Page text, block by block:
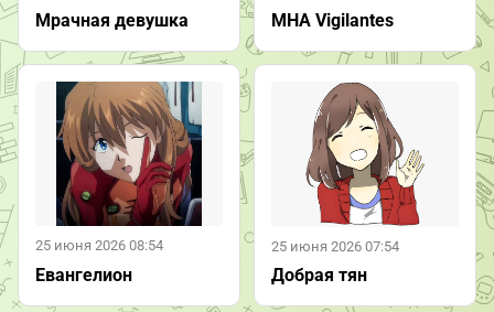
Мрачная девушка MHA Vigilantes
25 июня 2026 08:54
Евангелион
25 июня 2026 07:54
Добрая тян